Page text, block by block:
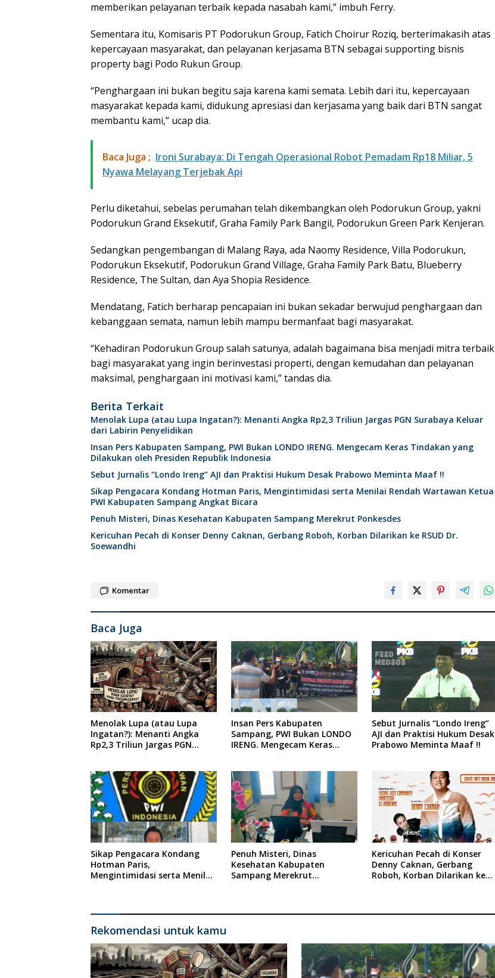
memberikan pelayanan terbaik kepada nasabah kami,” imbuh Ferry.
Sementara itu, Komisaris PT Podorukun Group, Fatich Choirur Roziq, berterimakasih atas
kepercayaan masyarakat, dan pelayanan kerjasama BTN sebagai supporting bisnis
property bagi Podo Rukun Group.
“Penghargaan ini bukan begitu saja karena kami semata. Lebih dari itu, kepercayaan
masyarakat kepada kami, didukung apresiasi dan kerjasama yang baik dari BTN sangat
membantu kami,” ucap dia.
Baca Juga ; Ironi Surabaya: Di Tengah Operasional Robot Pemadam Rp18 Miliar, 5
Nyawa Melayang Terjebak Api
Perlu diketahui, sebelas perumahan telah dikembangkan oleh Podorukun Group, yakni
Podorukun Grand Eksekutif, Graha Family Park Bangil, Podorukun Green Park Kenjeran.
Sedangkan pengembangan di Malang Raya, ada Naomy Residence, Villa Podorukun,
Podorukun Eksekutif, Podorukun Grand Village, Graha Family Park Batu, Blueberry
Residence, The Sultan, dan Aya Shopia Residence.
Mendatang, Fatich berharap pencapaian ini bukan sekadar berwujud penghargaan dan
kebanggaan semata, namun lebih mampu bermanfaat bagi masyarakat.
“Kehadiran Podorukun Group salah satunya, adalah bagaimana bisa menjadi mitra terbaik
bagi masyarakat yang ingin berinvestasi properti, dengan kemudahan dan pelayanan
maksimal, penghargaan ini motivasi kami,” tandas dia.
Berita Terkait
Menolak Lupa (atau Lupa Ingatan?): Menanti Angka Rp2,3 Triliun Jargas PGN Surabaya Keluar
dari Labirin Penyelidikan
Insan Pers Kabupaten Sampang, PWI Bukan LONDO IRENG. Mengecam Keras Tindakan yang
Dilakukan oleh Presiden Republik Indonesia
Sebut Jurnalis “Londo Ireng” AJI dan Praktisi Hukum Desak Prabowo Meminta Maaf !!
Sikap Pengacara Kondang Hotman Paris, Mengintimidasi serta Menilai Rendah Wartawan Ketua
PWI Kabupaten Sampang Angkat Bicara
Penuh Misteri, Dinas Kesehatan Kabupaten Sampang Merekrut Ponkesdes
Kericuhan Pecah di Konser Denny Caknan, Gerbang Roboh, Korban Dilarikan ke RSUD Dr.
Soewandhi
Komentar
Baca Juga
Menolak Lupa (atau Lupa
Ingatan?): Menanti Angka
Rp2,3 Triliun Jargas PGN
Insan Pers Kabupaten
Sampang, PWI Bukan LONDO
IRENG. Mengecam Keras
Indonesia
Sebut Jurnalis “Londo Ireng”
AJI dan Praktisi Hukum Desak
Prabowo Meminta Maaf !!
Sikap Pengacara Kondang
Hotman Paris,
Mengintimidasi serta Menilai
Penuh Misteri, Dinas
Kesehatan Kabupaten
Sampang Merekrut
Kericuhan Pecah di Konser
Denny Caknan, Gerbang
Roboh, Korban Dilarikan ke
Rekomendasi untuk kamu